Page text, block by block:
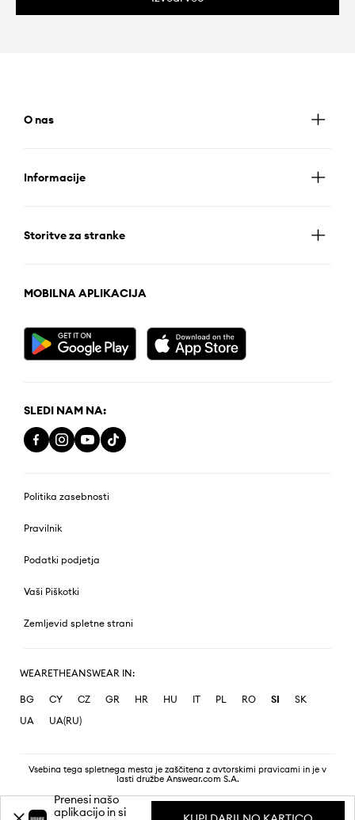
O nas
Informacije
Storitve za stranke
MOBILNA APLIKACIJA
SLEDI NAM NA:
Politika zasebnosti
Pravilnik
Podatki podjetja
Vaši Piškotki
Zemljevid spletne strani
WEARETHEANSWEAR IN:
BG CY CZ GR HR HU IT PL RO SI
SK
UA
UA(RU)
Vsebina tega spletnega mesta je zaščitena z avtorskimi pravicami in je v
lasti družbe Answear.com S.A.
Prenesi našo
aplikacijo in si